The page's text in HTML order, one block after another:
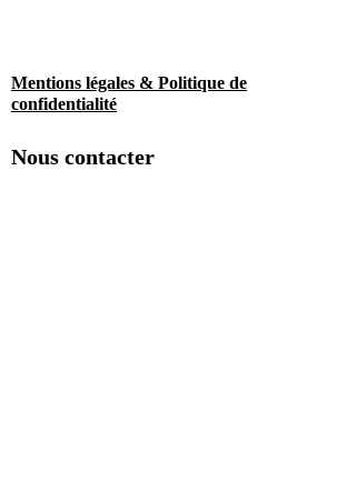
Mentions légales & Politique de
confidentialité
Nous contacter